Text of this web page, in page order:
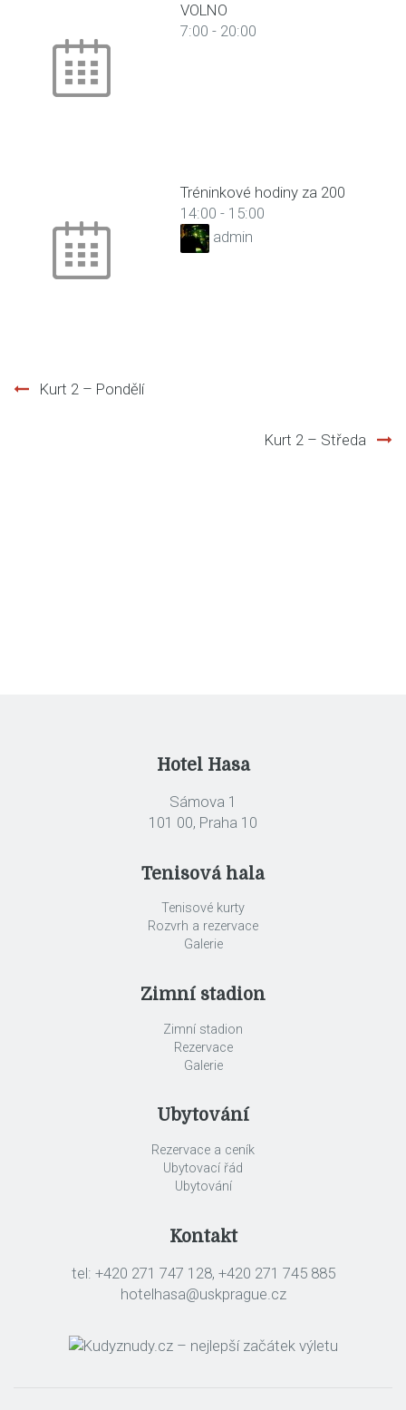
VOLNO
7:00 - 20:00
Tréninkové hodiny za 200
14:00 - 15:00
admin
Kurt 2 – Pondělí
Kurt 2 – Středa
Hotel Hasa
Sámova 1
101 00, Praha 10
Tenisová hala
Tenisové kurty
Rozvrh a rezervace
Galerie
Zimní stadion
Zimní stadion
Rezervace
Galerie
Ubytování
Rezervace a ceník
Ubytovací řád
Ubytování
Kontakt
tel: +420 271 747 128, +420 271 745 885
hotelhasa@uskprague.cz